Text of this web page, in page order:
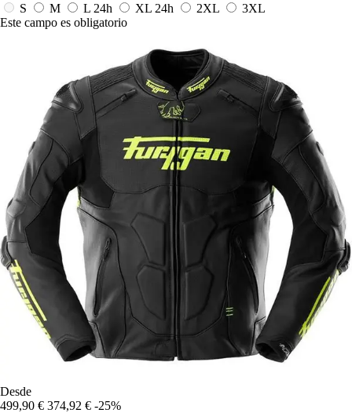
S
M L 24h XL 24h 2XL
3XL
Este campo es obligatorio
Desde
499,90 € 374,92 € -25%